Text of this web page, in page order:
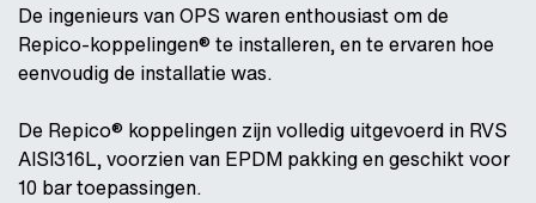
De ingenieurs van OPS waren enthousiast om de
Repico-koppelingen® te installeren, en te ervaren hoe
eenvoudig de installatie was.
De Repico® koppelingen zijn volledig uitgevoerd in RVS
AISI316L, voorzien van EPDM pakking en geschikt voor
10 bar toepassingen.